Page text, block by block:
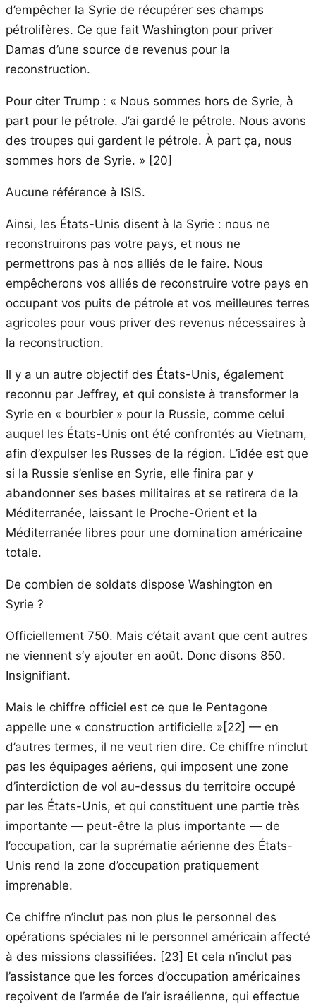
d’empêcher la Syrie de récupérer ses champs
pétrolifères. Ce que fait Washington pour priver
Damas d’une source de revenus pour la
reconstruction.
Pour citer Trump : « Nous sommes hors de Syrie, à
part pour le pétrole. J’ai gardé le pétrole. Nous avons
des troupes qui gardent le pétrole. À part ça, nous
sommes hors de Syrie. » [20]
Aucune référence à ISIS.
Ainsi, les États-Unis disent à la Syrie : nous ne
reconstruirons pas votre pays, et nous ne
permettrons pas à nos alliés de le faire. Nous
empêcherons vos alliés de reconstruire votre pays en
occupant vos puits de pétrole et vos meilleures terres
agricoles pour vous priver des revenus nécessaires à
la reconstruction.
Il y a un autre objectif des États-Unis, également
reconnu par Jeffrey, et qui consiste à transformer la
Syrie en « bourbier » pour la Russie, comme celui
auquel les États-Unis ont été confrontés au Vietnam,
afin d’expulser les Russes de la région. L’idée est que
si la Russie s’enlise en Syrie, elle finira par y
abandonner ses bases militaires et se retirera de la
Méditerranée, laissant le Proche-Orient et la
Méditerranée libres pour une domination américaine
totale.
De combien de soldats dispose Washington en
Syrie ?
Officiellement 750. Mais c’était avant que cent autres
ne viennent s’y ajouter en août. Donc disons 850.
Insignifiant.
Mais le chiffre officiel est ce que le Pentagone
appelle une « construction artificielle »[22] — en
d’autres termes, il ne veut rien dire. Ce chiffre n’inclut
pas les équipages aériens, qui imposent une zone
d’interdiction de vol au-dessus du territoire occupé
par les États-Unis, et qui constituent une partie très
importante — peut-être la plus importante — de
l’occupation, car la suprématie aérienne des États-
Unis rend la zone d’occupation pratiquement
imprenable.
Ce chiffre n’inclut pas non plus le personnel des
opérations spéciales ni le personnel américain affecté
à des missions classifiées. [23] Et cela n’inclut pas
l’assistance que les forces d’occupation américaines
reçoivent de l’armée de l’air israélienne, qui effectue